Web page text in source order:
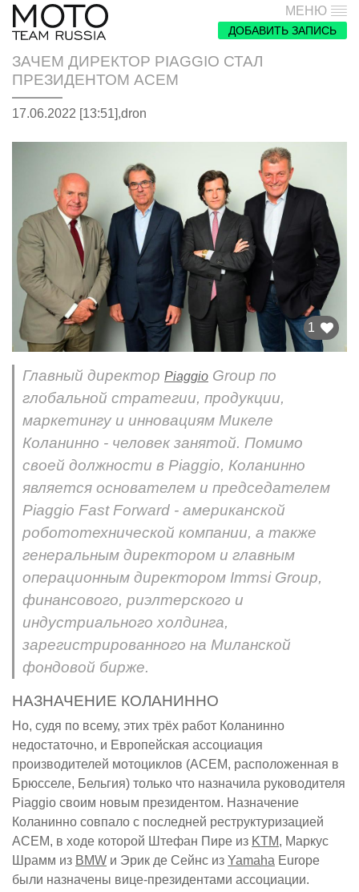
МЕНЮ
ДОБАВИТЬ ЗАПИСЬ
ЗАЧЕМ ДИРЕКТОР PIAGGIO СТАЛ
ПРЕЗИДЕНТОМ ACEM
17.06.2022 [13:51],dron
1
Главный директор Piaggio Group по
глобальной стратегии, продукции,
маркетингу и инновациям Микеле
Коланинно - человек занятой. Помимо
своей должности в Piaggio, Коланинно
является основателем и председателем
Piaggio Fast Forward - американской
робототехнической компании, а также
генеральным директором и главным
операционным директором Immsi Group,
финансового, риэлтерского и
индустриального холдинга,
зарегистрированного на Миланской
фондовой бирже.
НАЗНАЧЕНИЕ КОЛАНИННО
Но, судя по всему, этих трёх работ Коланинно
недостаточно, и Европейская ассоциация
производителей мотоциклов (ACEM, расположенная в
Брюсселе, Бельгия) только что назначила руководителя
Piaggio своим новым президентом. Назначение
Коланинно совпало с последней реструктуризацией
ACEM, в ходе которой Штефан Пире из KTM, Маркус
Шрамм из BMW и Эрик де Сейнс из Yamaha Europe
были назначены вице-президентами ассоциации.